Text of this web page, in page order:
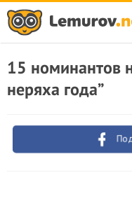
15 номинантов
неряха года”